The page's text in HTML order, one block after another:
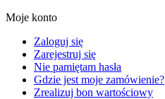
Moje konto
Zaloguj się
Zarejestruj się
Nie pamiętam hasła
Gdzie jest moje zamówienie?
Zrealizuj bon wartościowy